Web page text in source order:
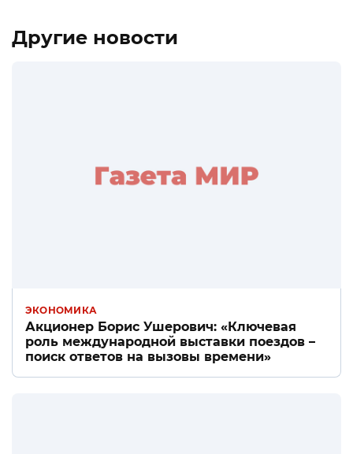
Другие новости
ЭКОНОМИКА
Акционер Борис Ушерович: «Ключевая
роль международной выставки поездов –
поиск ответов на вызовы времени»